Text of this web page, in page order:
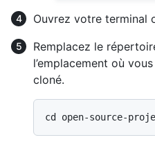
Ouvrez votre terminal
Remplacez le
l’emplacement où
cloné.